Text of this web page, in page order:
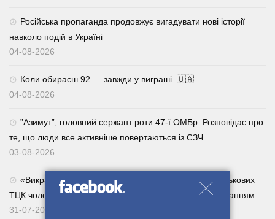
Російська пропаганда продовжує вигадувати нові історії
навколо подій в Україні
04-08-2026
Коли обираєш 92 — завжди у виграші. 🇺🇦
04-08-2026
⁨”Азимут”, головний сержант роти 47-ї ОМБр. Розповідає про
те, що люди все активніше повертаються із СЗЧ.
03-08-2026
«Викрадатиму їхніх родичів»: за погрози сім’ям військових
ТЦК чоловік отримав п’ять років із дворічним випробуванням
31-07-2026